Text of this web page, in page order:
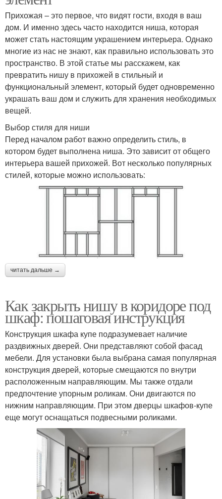
Прихожая – это первое, что видят гости, входя в ваш
дом. И именно здесь часто находится ниша, которая
может стать настоящим украшением интерьера. Однако
многие из нас не знают, как правильно использовать это
пространство. В этой статье мы расскажем, как
превратить нишу в прихожей в стильный и
функциональный элемент, который будет одновременно
украшать ваш дом и служить для хранения необходимых
вещей.
Выбор стиля для ниши
Перед началом работ важно определить стиль, в
котором будет выполнена ниша. Это зависит от общего
интерьера вашей прихожей. Вот несколько популярных
стилей, которые можно использовать:
читать дальше →
Как закрыть нишу в коридоре под
шкаф: пошаговая инструкция
Конструкция шкафа купе подразумевает наличие
раздвижных дверей. Они представляют собой фасад
мебели. Для установки была выбрана самая популярная
конструкция дверей, которые смещаются по внутри
расположенным направляющим. Мы также отдали
предпочтение упорным роликам. Они двигаются по
нижним направляющим. При этом дверцы шкафов-купе
еще могут оснащаться подвесными роликами.